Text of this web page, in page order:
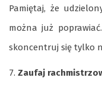
Pamiętaj, że
można już
skoncentruj się tylko
Zaufaj